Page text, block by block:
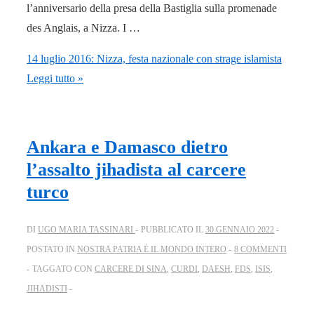
l’anniversario della presa della Bastiglia sulla promenade
des Anglais, a Nizza. I …
14 luglio 2016: Nizza, festa nazionale con strage islamista
Leggi tutto »
Ankara e Damasco dietro
l’assalto jihadista al carcere
turco
DI UGO MARIA TASSINARI PUBBLICATO IL 30 GENNAIO 2022
POSTATO IN NOSTRA PATRIA È IL MONDO INTERO
8 COMMENTI
TAGGATO CON CARCERE DI SINA CURDI DAESH FDS ISIS
JIHADISTI